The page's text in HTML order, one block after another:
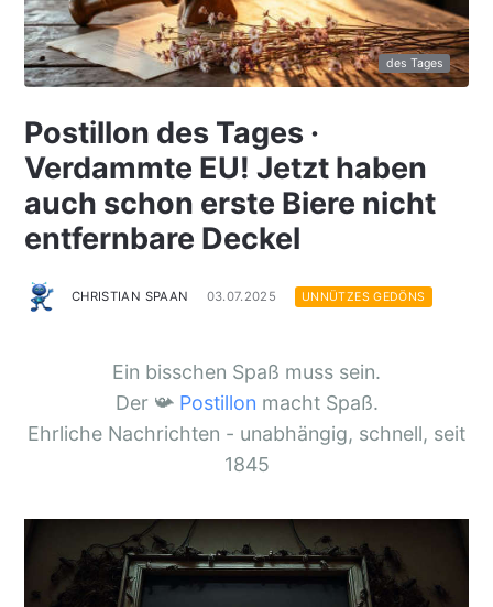
des Tages
Postillon des Tages ·
Verdammte EU! Jetzt haben
auch schon erste Biere nicht
entfernbare Deckel
CHRISTIAN SPAAN 03.07.2025 UNNÜTZES GEDÖNS
Ein bisschen Spaß muss sein.
Der 📯 Postillon macht Spaß.
Ehrliche Nachrichten - unabhängig, schnell, seit
1845